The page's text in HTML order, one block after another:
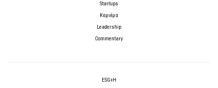
Startups
Καριέρα
Leadership
Commentary
ESG+H